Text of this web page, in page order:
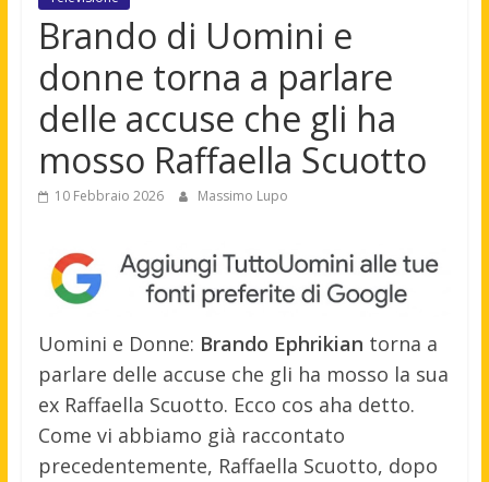
Brando di Uomini e
donne torna a parlare
delle accuse che gli ha
mosso Raffaella Scuotto
10 Febbraio 2026 Massimo Lupo
Uomini e Donne: Brando Ephrikian torna a
parlare delle accuse che gli ha mosso la sua
ex Raffaella Scuotto. Ecco cos aha detto.
Come vi abbiamo già raccontato
precedentemente, Raffaella Scuotto, dopo